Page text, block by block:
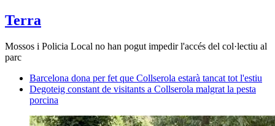
Terra
Mossos i Policia Local no han pogut impedir l'accés del col·lectiu al
parc
Barcelona dona per fet que Collserola estarà tancat tot l'estiu
Degoteig constant de visitants a Collserola malgrat la pesta
porcina